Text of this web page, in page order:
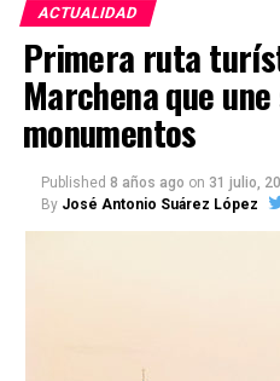
ACTUALIDAD
Primera ruta
Marchena que
monumentos
Published 8 años ago on 31 julio,
By José Antonio Suárez López